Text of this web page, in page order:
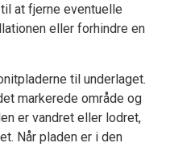
at fjerne eventuelle
eller forhindre en
til underlaget.
markerede område og
er vandret eller lodret,
Når pladen er i den